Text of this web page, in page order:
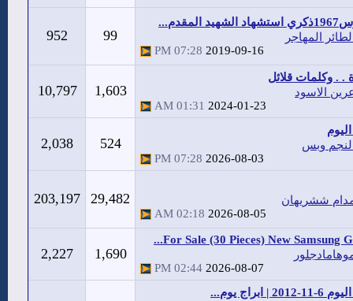
المهاجر
2019-09-16
07:28 PM
99
952
. . وكلمات قلائل
الاسود
2024-01-23
01:31 AM
1,603
10,797
وبس
2026-08-03
07:28 PM
524
2,038
ششريهان
2026-08-05
02:18 AM
29,482
203,197
For Sale (30 Pieces) New Samsung
2026-08-07
02:44 PM
1,690
2,227
| ابراج يوم...